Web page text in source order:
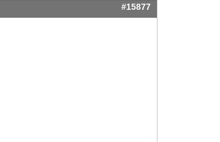
#15877